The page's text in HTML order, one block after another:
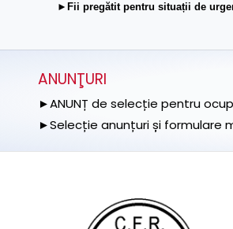
►Fii pregătit pentru situații de
ANUNŢURI
►ANUNȚ de selecție pentru
►Selecție anunțuri și formulare